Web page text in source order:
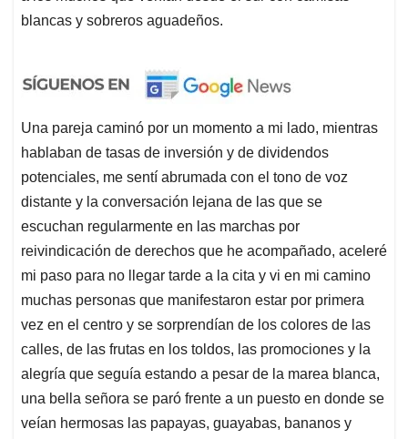
blancas y sobreros aguadeños.
Una pareja caminó por un momento a mi lado, mientras
hablaban de tasas de inversión y de dividendos
potenciales, me sentí abrumada con el tono de voz
distante y la conversación lejana de las que se
escuchan regularmente en las marchas por
reivindicación de derechos que he acompañado, aceleré
mi paso para no llegar tarde a la cita y vi en mi camino
muchas personas que manifestaron estar por primera
vez en el centro y se sorprendían de los colores de las
calles, de las frutas en los toldos, las promociones y la
alegría que seguía estando a pesar de la marea blanca,
una bella señora se paró frente a un puesto en donde se
veían hermosas las papayas, guayabas, bananos y